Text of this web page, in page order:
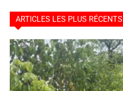
ARTICLES LES PLUS RÉCENTS